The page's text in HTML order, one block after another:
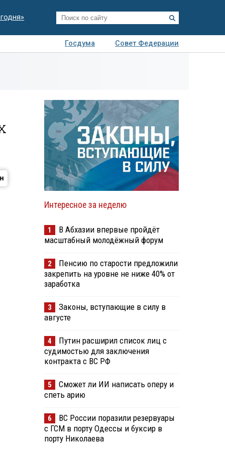
Госдума
Совет Федерации
Интересное за неделю
1
В Абхазии впервые пройдёт
масштабный молодёжный форум
2
Пенсию по старости предложили
закрепить на уровне не ниже 40% от
заработка
3
Законы, вступающие в силу в
августе
4
Путин расширил список лиц с
судимостью для заключения
контракта с ВС РФ
5
Сможет ли ИИ написать оперу и
спеть арию
6
ВС России поразили резервуары
с ГСМ в порту Одессы и буксир в
порту Николаева